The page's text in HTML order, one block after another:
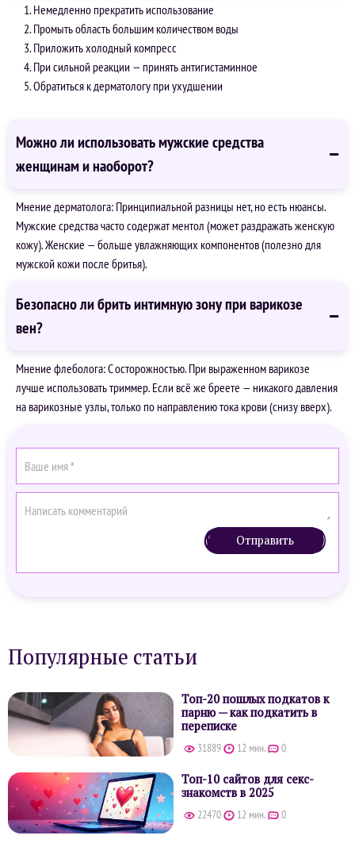
Немедленно прекратить использование
Промыть область большим количеством воды
Приложить холодный компресс
При сильной реакции — принять антигистаминное
Обратиться к дерматологу при ухудшении
Можно ли использовать мужские средства
женщинам и наоборот?
Мнение дерматолога: Принципиальной разницы нет, но есть нюансы.
Мужские средства часто содержат ментол (может раздражать женскую
кожу). Женские — больше увлажняющих компонентов (полезно для
мужской кожи после бритья).
Безопасно ли брить интимную зону при варикозе
вен?
Мнение флеболога: С осторожностью. При выраженном варикозе
лучше использовать триммер. Если всё же бреете — никакого давления
на варикозные узлы, только по направлению тока крови (снизу вверх).
Отправить
Популярные статьи
Топ-20 пошлых подкатов к
парню — как подкатить в
переписке
31889 12 мин. 0
Топ-10 сайтов для секс-
знакомств в 2025
22470 12 мин. 0